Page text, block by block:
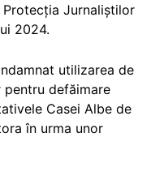
Jurnaliștilor
2024.
utilizarea de
defăimare
Casei Albe de
în urma unor